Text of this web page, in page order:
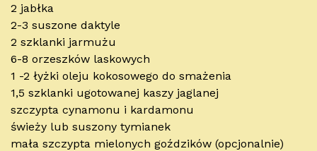
2 jabłka
2-3 suszone daktyle
2 szklanki jarmużu
6-8 orzeszków laskowych
1 -2 łyżki oleju kokosowego do smażenia
1,5 szklanki ugotowanej kaszy jaglanej
szczypta cynamonu i kardamonu
świeży lub suszony tymianek
mała szczypta mielonych goździków (opcjonalnie)